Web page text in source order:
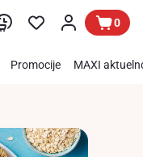
0
Promocije MAXI